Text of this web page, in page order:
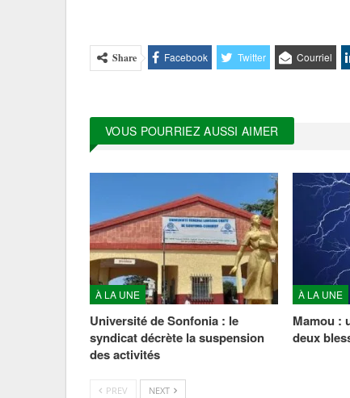
Share Facebook Twitter Courriel
VOUS POURRIEZ AUSSI AIMER
À LA UNE
Université de Sonfonia : le
syndicat décrète la suspension
des activités
À LA UNE
Mamou :
deux
PREV NEXT